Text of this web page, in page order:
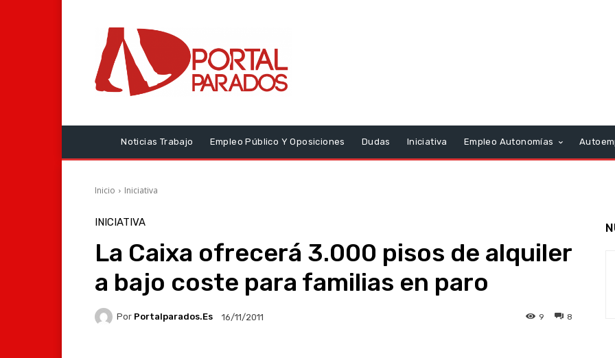
Noticias Trabajo Empleo Público Y Oposiciones Dudas Iniciativa Empleo Autonomías
Inicio Iniciativa
INICIATIVA
La Caixa ofrecerá 3.000 pisos de alquiler
a bajo coste para familias en paro
Por Portalparados.es 16/11/2011 8
9